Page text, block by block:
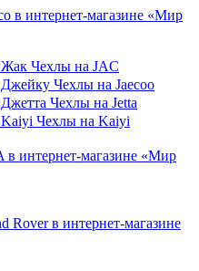
Чехлы на JAC
Чехлы на Jaecoo
Чехлы на Jetta
Чехлы на Kaiyi